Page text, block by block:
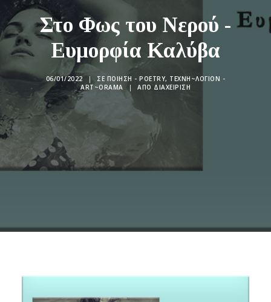
BLOG
ΣΥΝΤΑΚΤΙΚΗ ΟΜΑΔΑ
ΕΠΙΚΟΙΝΩΝΙΑ
ΑΝΑΖΉΤΗΣΗ
Στο Φως του Νερού -
Ευμορφία Καλύβα
06/01/2022 | ΣΕ ΠΟΊΗΣΗ - POETRY, ΤΕΧΝΗ~ΛΌΓΙΟΝ -
ART~ORAMA
| ΑΠΌ ΔΙΑΧΕΊΡΙΣΗ